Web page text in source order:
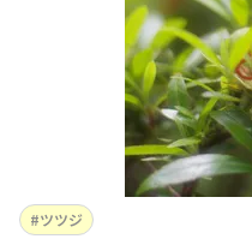
ツツジ